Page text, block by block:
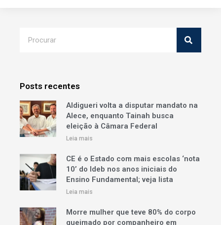
Posts recentes
Aldigueri volta a disputar mandato na
Alece, enquanto Tainah busca
eleição à Câmara Federal
Leia mais
CE é o Estado com mais escolas ‘nota
10’ do Ideb nos anos iniciais do
Ensino Fundamental; veja lista
Leia mais
Morre mulher que teve 80% do corpo
queimado por companheiro em